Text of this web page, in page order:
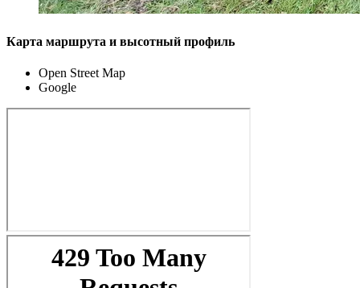
Карта маршрута и высотный профиль
Open Street Map
Google